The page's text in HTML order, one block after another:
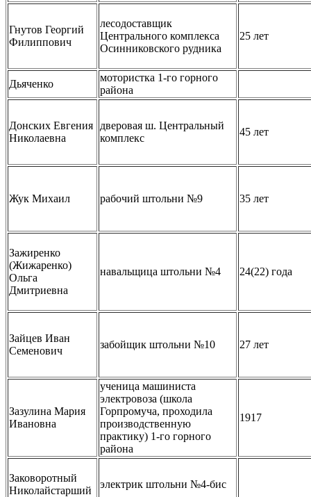
Гнутов Георгий
Филиппович
лесодоставщик
Центрального комплекса
Осинниковского рудника
25 лет
Дьяченко
мотористка 1-го горного
района
Донских Евгения
Николаевна
дверовая ш. Центральный
комплекс
45 лет
Жук Михаил рабочий штольни №9 35 лет
Зажиренко
(Жижаренко)
Ольга
Дмитриевна
навальщица штольни №4 24(22) года
Зайцев Иван
Семенович
забойщик штольни №10 27 лет
Зазулина Мария
Ивановна
ученица машиниста
электровоза (школа
Горпромуча, проходила
производственную
практику) 1-го горного
района
1917
Заковоротный
Николайстарший
электрик штольни №4-бис